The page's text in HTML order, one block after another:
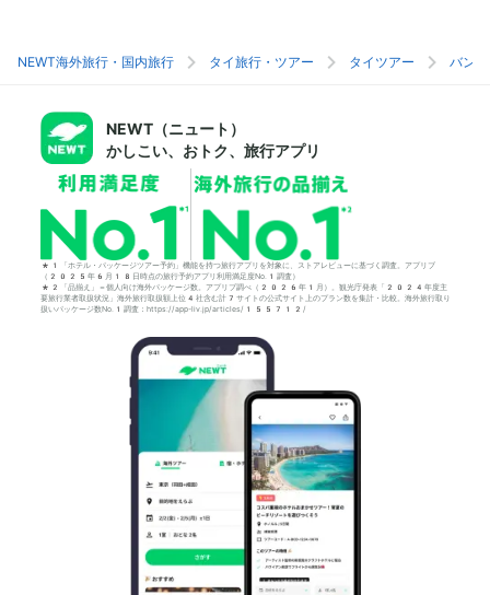
NEWT海外旅行・国内旅行 タイ旅行・ツアー タイツアー バン
NEWT（ニュート）
かしこい、おトク、旅行アプリ
*1「ホテル・パッケージツアー予約」機能を持つ旅行アプリを対象に、ストアレビューに基づく調査。アプリブ
（2025年6月18日時点の旅行予約アプリ利用満足度No.1調査）
*2「品揃え」＝個人向け海外パッケージ数。アプリブ調べ（2026年1月）。観光庁発表「2024年度主
要旅行業者取扱状況」海外旅行取扱額上位4社含む計7サイトの公式サイト上のプラン数を集計・比較。海外旅行取り
扱いパッケージ数No.1調査：https://app-liv.jp/articles/155712/